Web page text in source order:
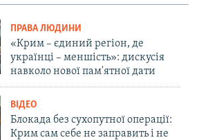
ПРАВА ЛЮДИНИ
«Крим – єдиний регіон, де
українці – меншість»: дискусія
навколо нової пам'ятної дати
ВІДЕО
Блокада без сухопутної операції:
Крим сам себе не заправить і не